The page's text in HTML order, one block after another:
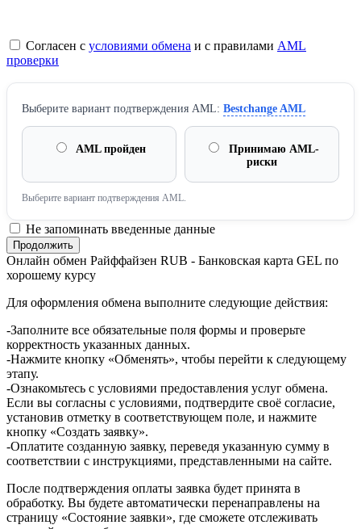
Согласен с условиями обмена и с правилами AML
проверки
Выберите вариант подтверждения AML: Bestchange AML
AML пройден
Принимаю AML-
риски
Выберите вариант подтверждения AML.
Не запоминать введенные данные
Онлайн обмен Райффайзен RUB - Банковская карта GEL по
хорошему курсу
Для оформления обмена выполните следующие действия:
-Заполните все обязательные поля формы и проверьте
корректность указанных данных.
-Нажмите кнопку «Обменять», чтобы перейти к следующему
этапу.
-Ознакомьтесь с условиями предоставления услуг обмена.
Если вы согласны с условиями, подтвердите своё согласие,
установив отметку в соответствующем поле, и нажмите
кнопку «Создать заявку».
-Оплатите созданную заявку, переведя указанную сумму в
соответствии с инструкциями, представленными на сайте.
После подтверждения оплаты заявка будет принята в
обработку. Вы будете автоматически перенаправлены на
страницу «Состояние заявки», где сможете отслеживать